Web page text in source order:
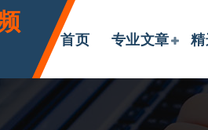
首页 专业文章